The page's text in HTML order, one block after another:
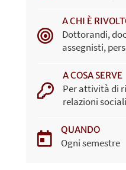
A CHI È
Dottorandi,
assegnisti,
A COSA SERVE
Per attività di
relazioni
QUANDO
Ogni semestre